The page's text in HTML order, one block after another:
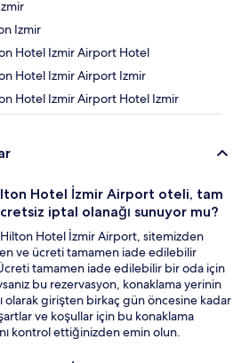
Izmir
Hotel Izmir Airport Hotel
Hotel Izmir Airport Izmir
Hotel Izmir Airport Hotel Izmir
Hotel İzmir Airport oteli, tam
iptal olanağı sunuyor mu?
Hotel İzmir Airport, sitemizden
ve ücreti tamamen iade edilebilir
tamamen iade edilebilir bir oda için
bu rezervasyon, konaklama yerinin
olarak girişten birkaç gün öncesine kadar
ve koşullar için bu konaklama
kontrol ettiğinizden emin olun.